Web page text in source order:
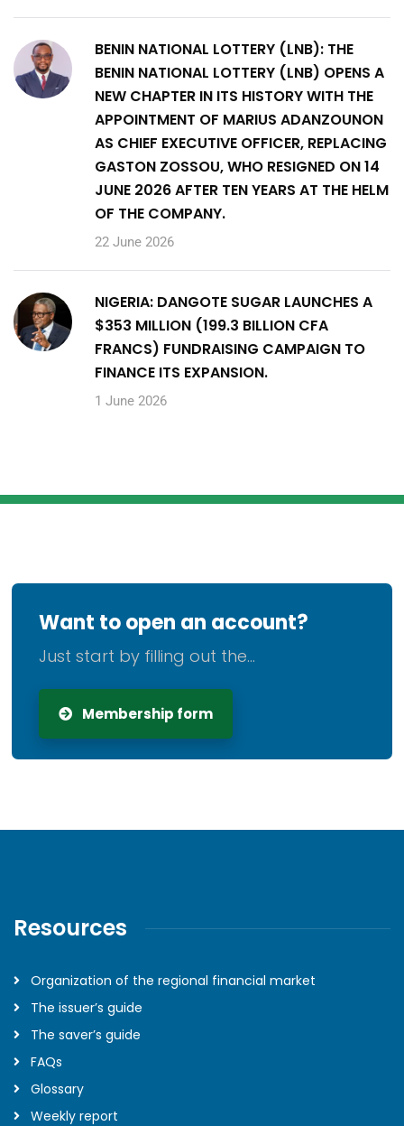
BENIN NATIONAL LOTTERY (LNB): THE
BENIN NATIONAL LOTTERY (LNB) OPENS A
NEW CHAPTER IN ITS HISTORY WITH THE
APPOINTMENT OF MARIUS ADANZOUNON
AS CHIEF EXECUTIVE OFFICER, REPLACING
GASTON ZOSSOU, WHO RESIGNED ON 14
JUNE 2026 AFTER TEN YEARS AT THE HELM
OF THE COMPANY.
22 June 2026
NIGERIA: DANGOTE SUGAR LAUNCHES A
$353 MILLION (199.3 BILLION CFA
FRANCS) FUNDRAISING CAMPAIGN TO
FINANCE ITS EXPANSION.
1 June 2026
Want to open an account?
Just start by filling out the...
Membership form
Resources
Organization of the regional financial market
The issuer’s guide
The saver’s guide
FAQs
Glossary
Weekly report